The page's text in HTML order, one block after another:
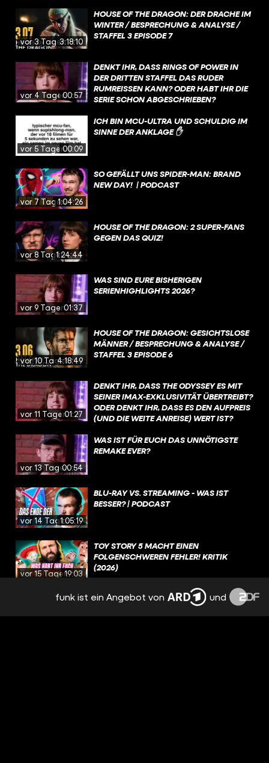
vor 3 Tagen3:18:10
HOUSE OF THE DRAGON: DER DRACHE IM
WINTER / BESPRECHUNG & ANALYSE /
STAFFEL 3 EPISODE 7
vor 4 Tagen00:57
DENKT IHR, DASS RINGS OF POWER IN
DER DRITTEN STAFFEL DAS RUDER
RUMREISSEN KANN? ODER HABT IHR DIE
SERIE SCHON ABGESCHRIEBEN?
vor 5 Tagen00:09
ICH BIN MCU-ULTRA UND SCHULDIG IM
SINNE DER ANKLAGE ✋
vor 7 Tagen1:04:26
SO GEFÄLLT UNS SPIDER-MAN: BRAND
NEW DAY! | PODCAST
vor 8 Tagen1:24:44
HOUSE OF THE DRAGON: 2 SUPER-FANS
GEGEN DAS QUIZ!
vor 9 Tagen01:37
WAS SIND EURE BISHERIGEN
SERIENHIGHLIGHTS 2026?
vor 10 Tagen4:18:49
HOUSE OF THE DRAGON: GESICHTSLOSE
MÄNNER / BESPRECHUNG & ANALYSE /
STAFFEL 3 EPISODE 6
vor 11 Tagen01:27
DENKT IHR, DASS THE ODYSSEY ES MIT
SEINER IMAX-EXKLUSIVITÄT ÜBERTREIBT?
ODER DENKT IHR, DASS ES DEN AUFPREIS
(UND DIE WEITE ANREISE) WERT IST?
vor 13 Tagen00:54
WAS IST FÜR EUCH DAS UNNÖTIGSTE
REMAKE EVER?
vor 14 Tagen1:05:19
BLU-RAY VS. STREAMING - WAS IST
BESSER? | PODCAST
vor 15 Tagen19:03
TOY STORY 5 MACHT EINEN
FOLGENSCHWEREN FEHLER! KRITIK
(2026)
NEE, AVENGERS JUCKT MICH GAR NICHT,
GUCKE KEINE FILME, DIE NICHT
funk ist ein Angebot von und